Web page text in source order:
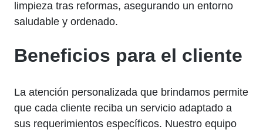
limpieza tras reformas, asegurando un entorno
saludable y ordenado.
Beneficios para el cliente
La atención personalizada que brindamos permite
que cada cliente reciba un servicio adaptado a
sus requerimientos específicos. Nuestro equipo